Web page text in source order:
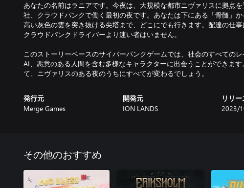
あなたの名前はラニアです。今夜は、大規模な都市ニヴァリスに拠点
社、クラウドパンクで働く最初の夜です。あなたは下にある「骨髄」
高い灰色の雲を突き抜ける尖塔まで、どこにでも行きます。配達の仕事
クラウドパンクドライバーより速い者はいません。
このストーリーベースのサイバーパンクゲームでは、社会のすべてのレ
AI、悪意のある人間を含む多様なキャラクターに出会うことができま
て、ニヴァリスのある夜のうちにすべてが変わるでしょう。
発行元
Merge Games
開発元
ION LANDS
リリー
2023/
その他のおすすめ